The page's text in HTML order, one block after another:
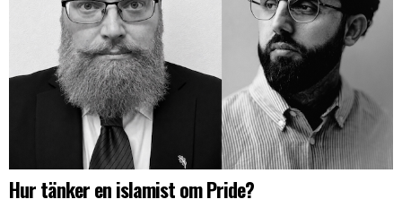
Hur tänker en islamist om Pride?